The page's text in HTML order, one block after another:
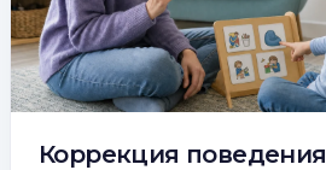
Коррекция поведения